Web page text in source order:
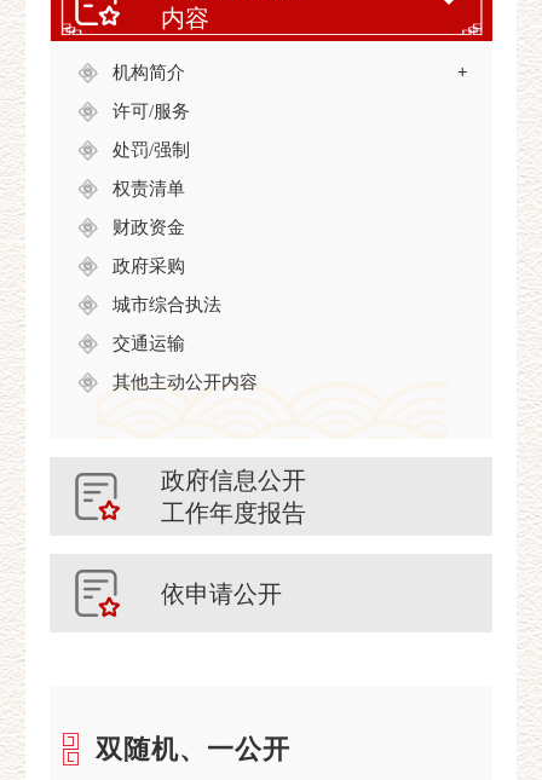
内容
机构简介
+
许可/服务
处罚/强制
权责清单
财政资金
政府采购
城市综合执法
交通运输
其他主动公开内容
政府信息公开
工作年度报告
依申请公开
双随机、一公开